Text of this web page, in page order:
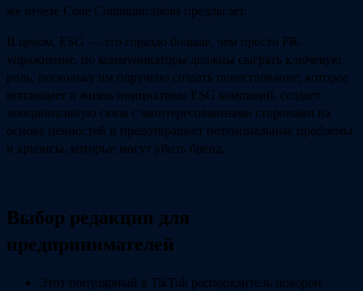
же отчете Cone Communications предлагает.
В целом, ESG — это гораздо больше, чем просто PR-
упражнение, но коммуникаторы должны сыграть ключевую
роль, поскольку им поручено создать повествование, которое
воплощает в жизнь инициативы ESG компаний, создает
эмоциональную связь с заинтересованными сторонами на
основе ценностей и предотвращает потенциальные проблемы
и кризисы, которые могут убить бренд.
Выбор редакции для
предпринимателей
Этот популярный в TikTok распорядитель похорон